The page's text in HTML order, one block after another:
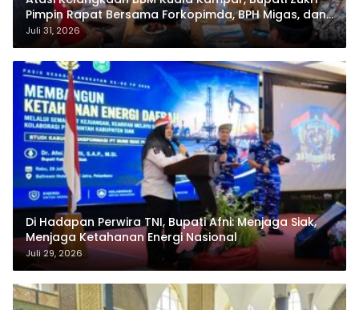
Pimpin Rapat Bersama Forkopimda, BPH Migas, dan
Pertamina
Juli 31, 2026
Di Hadapan Perwira TNI, Bupati Afni: Menjaga Siak,
Menjaga Ketahanan Energi Nasional
Juli 29, 2026